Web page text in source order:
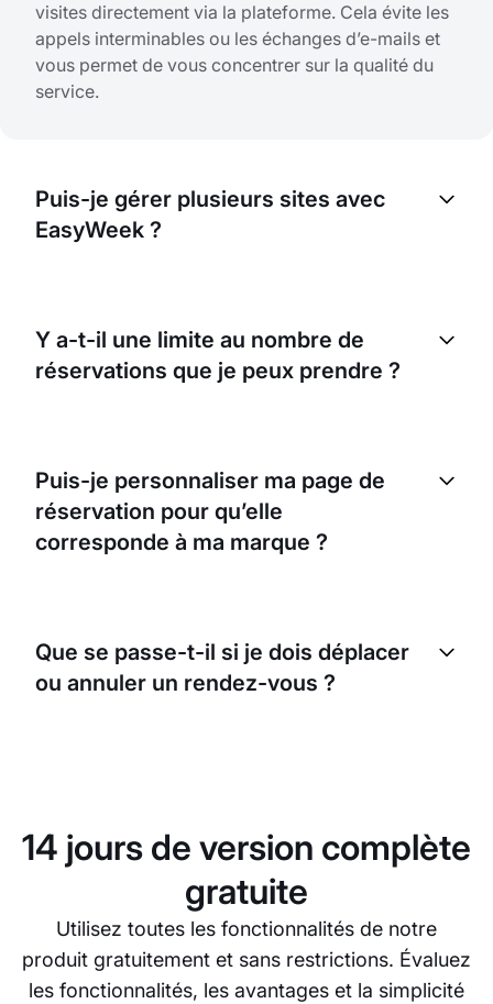
visites directement via la plateforme. Cela évite les
appels interminables ou les échanges d’e-mails et
vous permet de vous concentrer sur la qualité du
service.
Puis-je gérer plusieurs sites avec
EasyWeek ?
vos rendez-vous, votre personnel et vos services
au même endroit.
Y a-t-il une limite au nombre de
réservations que je peux prendre ?
en traiter, afin de maximiser le potentiel de votre
activité.
Puis-je personnaliser ma page de
réservation pour qu’elle
corresponde à ma marque ?
marque, pour offrir une expérience fluide à vos
clients.
Que se passe-t-il si je dois déplacer
ou annuler un rendez-vous ?
14 jours de version complète
gratuite
Utilisez toutes les fonctionnalités de notre
produit gratuitement et sans restrictions. Évaluez
les fonctionnalités, les avantages et la simplicité